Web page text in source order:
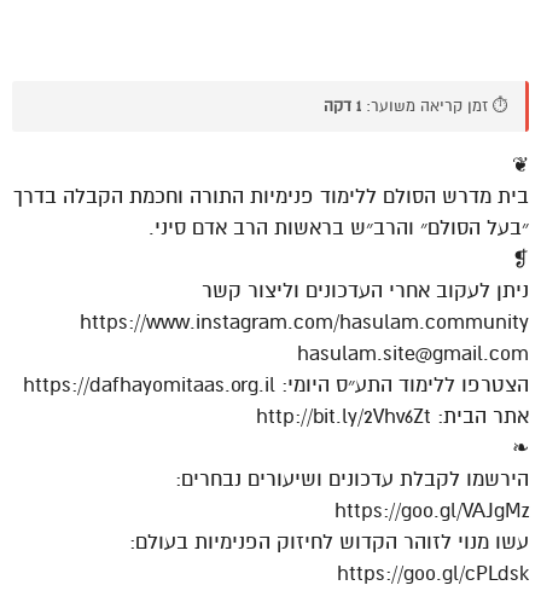
⏱️ זמן קריאה משוער: 1 דקה
❦
בית מדרש הסולם ללימוד פנימיות התורה וחכמת הקבלה בדרך
״בעל הסולם״ והרב״ש בראשות הרב אדם סיני.
❡
ניתן לעקוב אחרי העדכונים וליצור קשר
https://www.instagram.com/hasulam.community
hasulam.site@gmail.com
הצטרפו ללימוד התע״ס היומי: https://dafhayomitaas.org.il
אתר הבית: http://bit.ly/2Vhv6Zt
❧
הירשמו לקבלת עדכונים ושיעורים נבחרים:
https://goo.gl/VAJgMz
עשו מנוי לזוהר הקדוש לחיזוק הפנימיות בעולם:
https://goo.gl/cPLdsk